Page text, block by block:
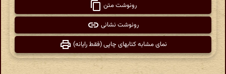
رونوشت متن
رونوشت نشانی
نمای مشابه کتابهای چاپی (فقط رایانه)